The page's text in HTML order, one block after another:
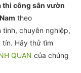
thi công sân vườn
theo
chuyên nghiệp,
Hãy thử tìm
QUAN của chúng